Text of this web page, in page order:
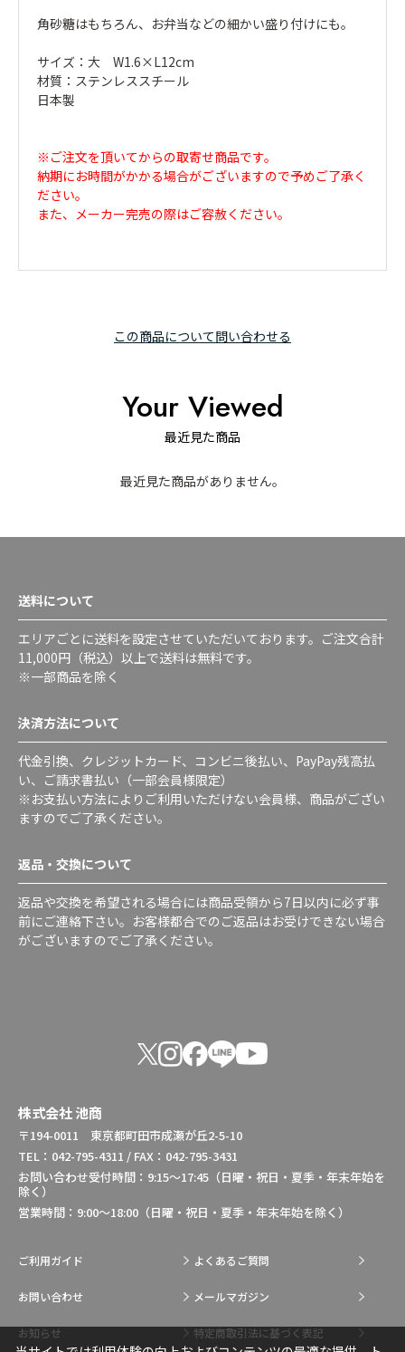
角砂糖はもちろん、お弁当などの細かい盛り付けにも。
サイズ：大 W1.6×L12cm
材質：ステンレススチール
日本製
※ご注文を頂いてからの取寄せ商品です。
納期にお時間がかかる場合がございますので予めご了承く
ださい。
また、メーカー完売の際はご容赦ください。
この商品について問い合わせる
Your Viewed
最近見た商品
最近見た商品がありません。
送料について
エリアごとに送料を設定させていただいております。ご注文合計
11,000円（税込）以上で送料は無料です。
※一部商品を除く
決済方法について
代金引換、クレジットカード、コンビニ後払い、PayPay残高払
い、ご請求書払い（一部会員様限定）
※お支払い方法によりご利用いただけない会員様、商品がござい
ますのでご了承ください。
返品・交換について
返品や交換を希望される場合には商品受領から7日以内に必ず事
前にご連絡下さい。お客様都合でのご返品はお受けできない場合
がございますのでご了承ください。
株式会社 池商
〒194-0011 東京都町田市成瀬が丘2-5-10
TEL：042-795-4311 / FAX：042-795-3431
お問い合わせ受付時間：9:15～17:45（日曜・祝日・夏季・年末年始を
除く）
営業時間：9:00～18:00（日曜・祝日・夏季・年末年始を除く）
ご利用ガイド よくあるご質問
お問い合わせ メールマガジン
お知らせ 特定商取引法に基づく表記